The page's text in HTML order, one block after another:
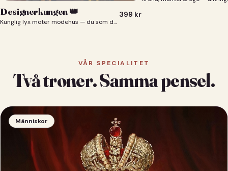
Designerkungen 👑
Kunglig lyx möter modehus — du som designerkung 👑
399 kr
VÅR SPECIALITET
Två troner. Samma pensel.
Människor